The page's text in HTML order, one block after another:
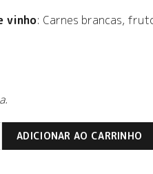
vinho: Carnes brancas,
Chardonnay 2024 quantidade
ADICIONAR AO CARRINHO